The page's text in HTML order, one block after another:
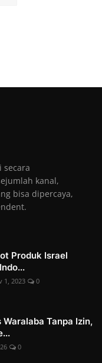
secara
kanal,
bisa dipercaya,
Produk Israel
1, 2023 0
Tanpa Izin,
0